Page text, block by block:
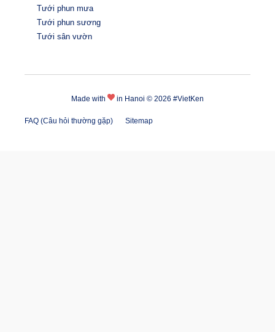
Tưới phun mưa
Tưới phun sương
Tưới sân vườn
Made with in Hanoi © 2026 #VietKen
FAQ (Câu hỏi thường gặp) Sitemap